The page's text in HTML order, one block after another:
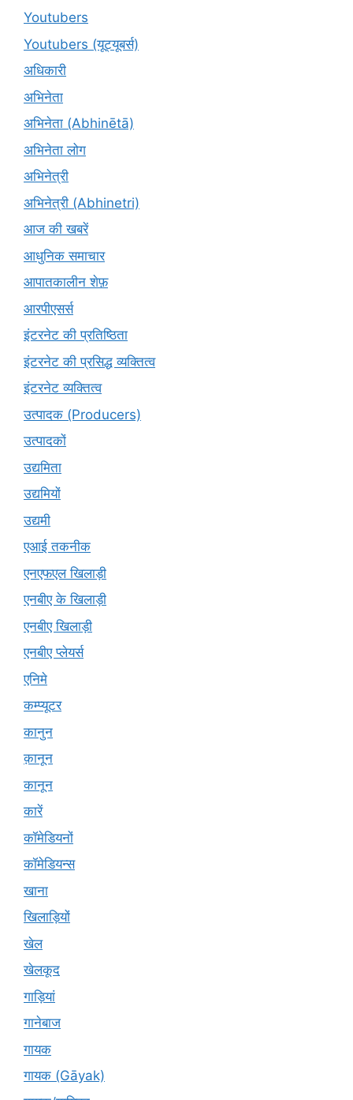
Youtubers
Youtubers (यूट्यूबर्स)
अधिकारी
अभिनेता
अभिनेता (Abhinētā)
अभिनेता लोग
अभिनेत्री
अभिनेत्री (Abhinetri)
आज की खबरें
आधुनिक समाचार
आपातकालीन शेफ़
आरपीएसर्स
इंटरनेट की प्रतिष्ठिता
इंटरनेट की प्रसिद्ध व्यक्तित्व
इंटरनेट व्यक्तित्व
उत्पादक (Producers)
उत्पादकों
उद्यमिता
उद्यमियों
उद्यमी
एआई तकनीक
एनएफएल खिलाड़ी
एनबीए के खिलाड़ी
एनबीए खिलाड़ी
एनबीए प्लेयर्स
एनिमे
कम्प्यूटर
कानुन
क़ानून
कानून
कारें
कॉमेडियनों
कॉमेडियन्स
खाना
खिलाड़ियों
खेल
खेलकूद
गाड़ियां
गानेबाज
गायक
गायक (Gāyak)